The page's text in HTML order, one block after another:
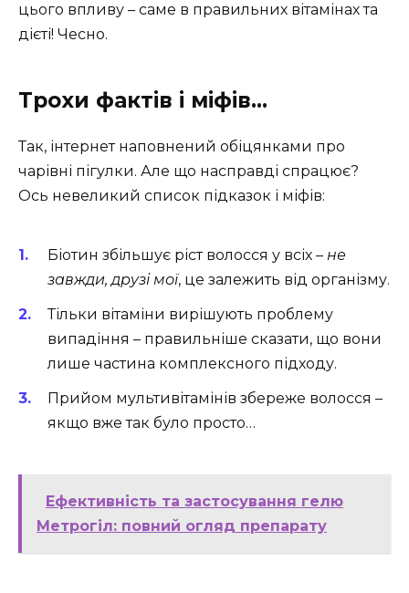
цього впливу – саме в правильних вітамінах та
дієті! Чесно.
Трохи фактів і міфів…
Так, інтернет наповнений обіцянками про
чарівні пігулки. Але що насправді спрацює?
Ось невеликий список підказок і міфів:
Біотин збільшує ріст волосся у всіх – не
завжди, друзі мої, це залежить від організму.
Тільки вітаміни вирішують проблему
випадіння – правильніше сказати, що вони
лише частина комплексного підходу.
Прийом мультивітамінів збереже волосся –
якщо вже так було просто…
Ефективність та застосування гелю
Метрогіл: повний огляд препарату